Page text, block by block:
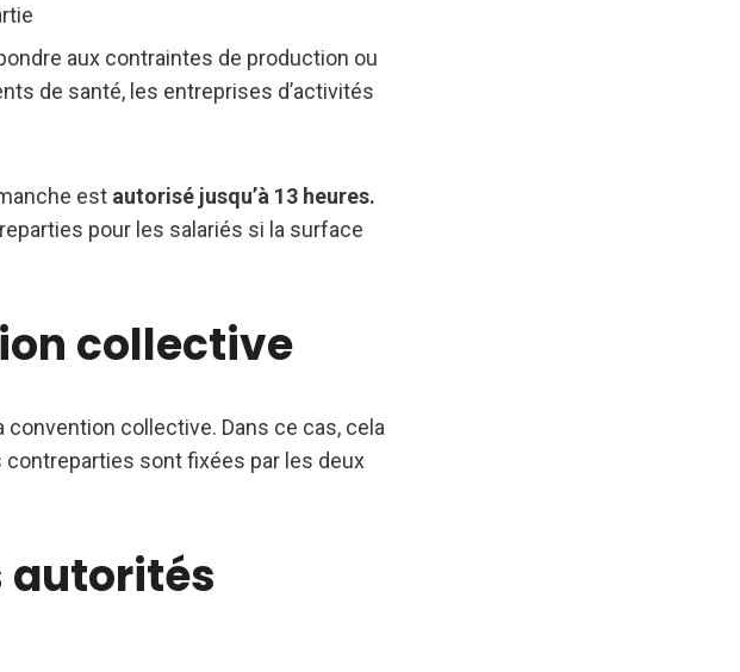
aux contraintes de production ou
de santé, les entreprises d’activités
est autorisé jusqu’à 13 heures.
pour les salariés si la surface
collective
collective. Dans ce cas, cela
contreparties sont fixées par les deux
autorités